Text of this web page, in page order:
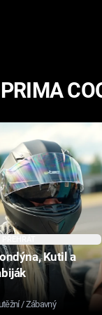
Kutil a
/ Zábavný